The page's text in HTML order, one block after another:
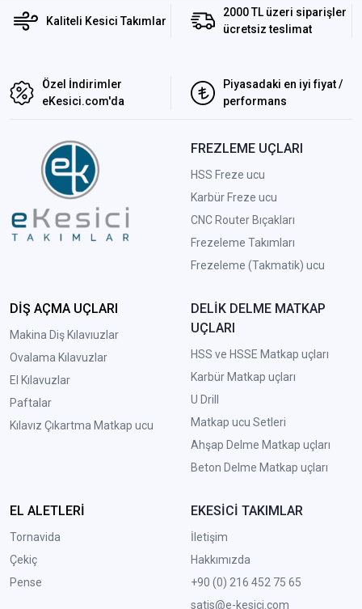
Kaliteli Kesici Takımlar
2000 TL üzeri siparişler
ücretsiz teslimat
Özel İndirimler
eKesici.com'da
Piyasadaki en iyi fiyat /
performans
FREZLEME UÇLARI
HSS Freze ucu
Karbür Freze ucu
CNC Router Bıçakları
Frezeleme Takımları
Frezeleme (Takmatik) ucu
DİŞ AÇMA UÇLARI
Makina Diş Kılavıuzlar
Ovalama Kılavuzlar
El Kılavuzlar
Paftalar
Kılavız Çıkartma Matkap ucu
DELİK DELME MATKAP
UÇLARI
HSS ve HSSE Matkap uçları
Karbür Matkap uçları
U Drill
Matkap ucu Setleri
Ahşap Delme Matkap uçları
Beton Delme Matkap uçları
EL ALETLERİ
Tornavida
Çekiç
Pense
EKESİCİ TAKIMLAR
İletişim
Hakkımızda
+90 (0) 216 452 75 65
satis@e-kesici.com